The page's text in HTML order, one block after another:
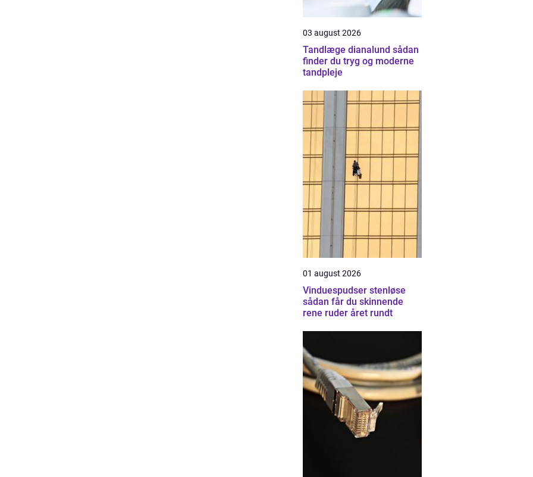
03 august 2026
Tandlæge dianalund sådan
finder du tryg og moderne
tandpleje
01 august 2026
Vinduespudser stenløse
sådan får du skinnende
rene ruder året rundt